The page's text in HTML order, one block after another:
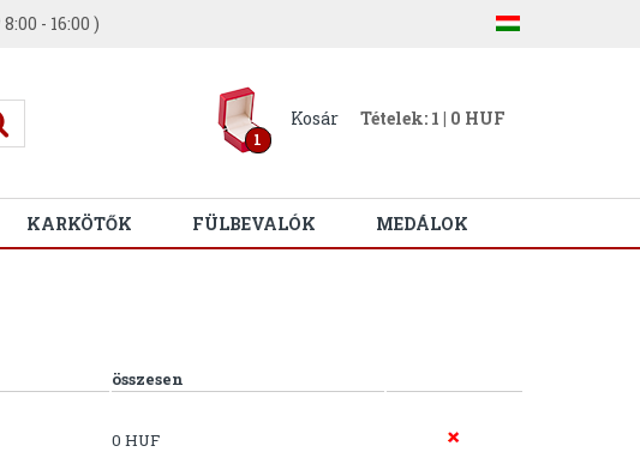
- 16:00 )
1
Kosár Tételek: 1 | 0 HUF
KARKÖTŐK FÜLBEVALÓK MEDÁLOK
összesen
0 HUF